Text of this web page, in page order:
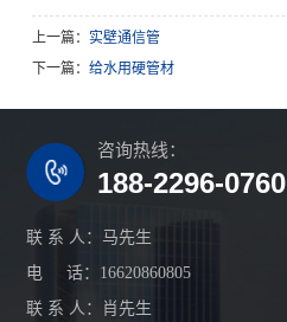
上一篇：实壁通信管
下一篇：给水用硬管材
咨询热线：
188-2296-0760
联 系 人：马先生
电 话：16620860805
联 系 人：肖先生